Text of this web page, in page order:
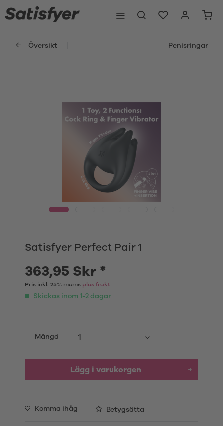
Översikt Penisringar
Satisfyer Perfect Pair 1
363,95 Skr *
Pris inkl. 25% moms plus frakt
Skickas inom 1-2 dagar
Mängd
Lägg i varukorgen
Komma ihåg Betygsätta